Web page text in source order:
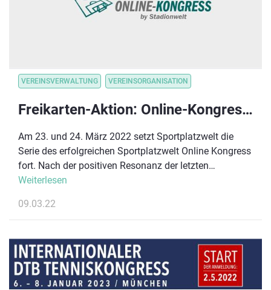
VEREINSVERWALTUNG VEREINSORGANISATION
Freikarten-Aktion: Online-Kongress für Tennisvereine
Am 23. und 24. März 2022 setzt Sportplatzwelt die
Serie des erfolgreichen Sportplatzwelt Online Kongress
fort. Nach der positiven Resonanz der letzten
Ausgaben mit über 280 Teilnehmer:innen, können sich
auf zwei Tage voller interessanter Themen aus den
Verbandsmanagement freuen.
Weiterlesen
09.03.22